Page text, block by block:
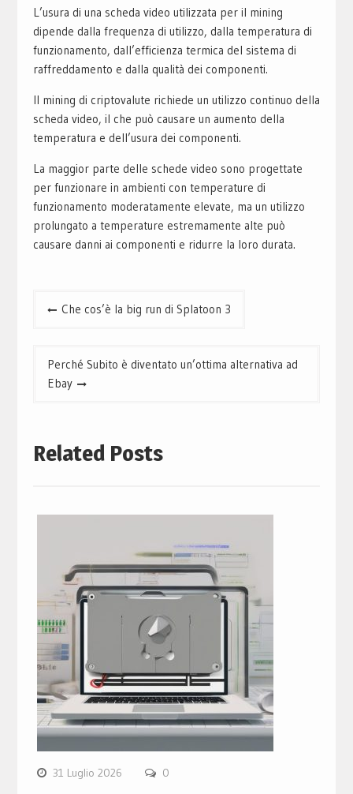
L’usura di una scheda video utilizzata per il mining
dipende dalla frequenza di utilizzo, dalla temperatura di
funzionamento, dall’efficienza termica del sistema di
raffreddamento e dalla qualità dei componenti.
Il mining di criptovalute richiede un utilizzo continuo della
scheda video, il che può causare un aumento della
temperatura e dell’usura dei componenti.
La maggior parte delle schede video sono progettate
per funzionare in ambienti con temperature di
funzionamento moderatamente elevate, ma un utilizzo
prolungato a temperature estremamente alte può
causare danni ai componenti e ridurre la loro durata.
Navigazione
Che cos’è la big run di Splatoon 3
Perché Subito è diventato un’ottima alternativa ad
Ebay
Related Posts
31 Luglio 2026 0